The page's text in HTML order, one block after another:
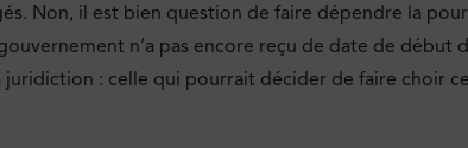
Non, il est bien question de faire dépendre la
n’a pas encore reçu de date de début
juridiction : celle qui pourrait décider de faire choir